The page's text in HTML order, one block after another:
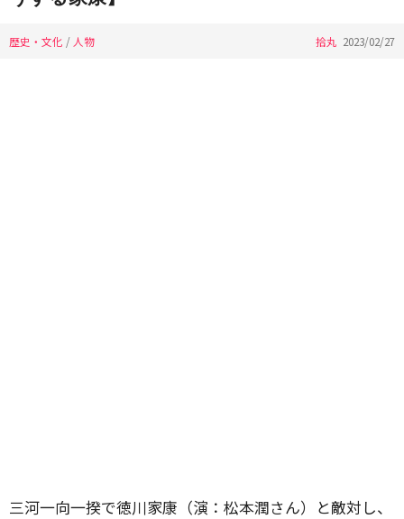
歴史・文化 / 人物 拾丸 2023/02/27
三河一向一揆で徳川家康（演：松本潤さん）と敵対し、